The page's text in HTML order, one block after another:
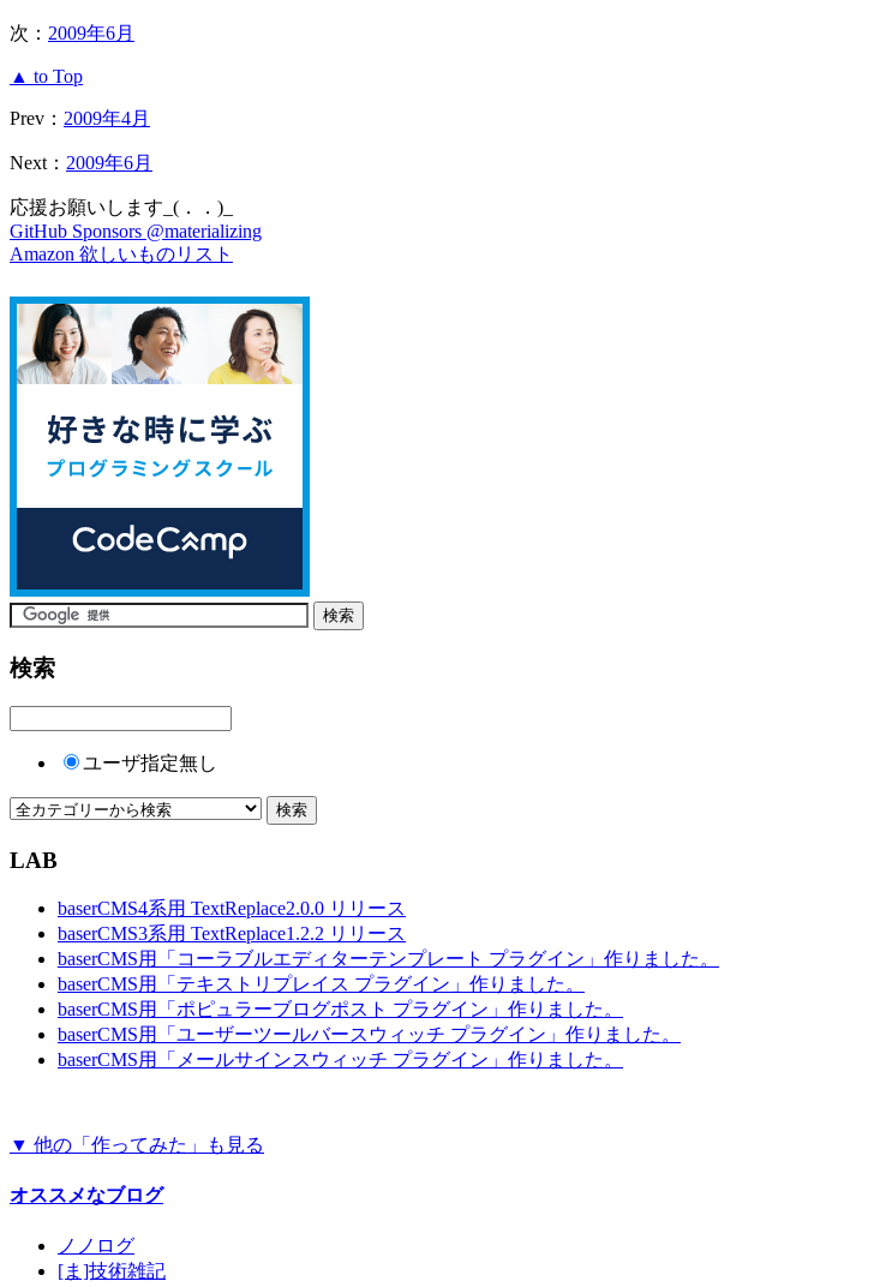
次： 2009年6月
▲ to Top
Prev： 2009年4月
Next： 2009年6月
応援お願いします_(．．)_
GitHub Sponsors @materializing
Amazon 欲しいものリスト
検索
ユーザ指定無し
LAB
baserCMS4系用 TextReplace2.0.0 リリース
baserCMS3系用 TextReplace1.2.2 リリース
baserCMS用「コーラブルエディターテンプレート プラグイン」作りました。
baserCMS用「テキストリプレイス プラグイン」作りました。
baserCMS用「ポピュラーブログポスト プラグイン」作りました。
baserCMS用「ユーザーツールバースウィッチ プラグイン」作りました。
baserCMS用「メールサインスウィッチ プラグイン」作りました。
▼ 他の「作ってみた」も見る
オススメなブログ
ノノログ
[ま]技術雑記